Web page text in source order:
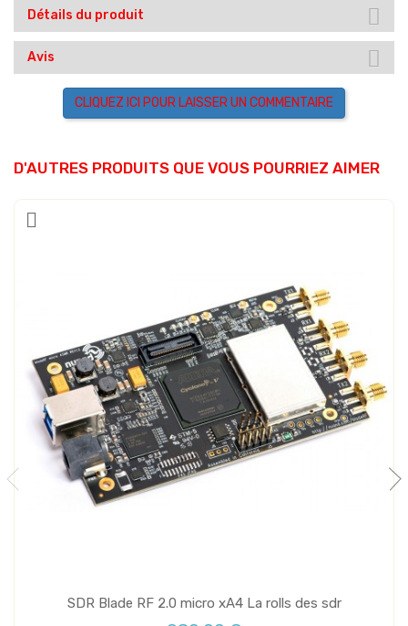
Détails du produit
Avis
CLIQUEZ ICI POUR LAISSER UN COMMENTAIRE
D'AUTRES PRODUITS QUE VOUS POURRIEZ AIMER
SDR Blade RF 2.0 micro xA4 La rolls des sdr